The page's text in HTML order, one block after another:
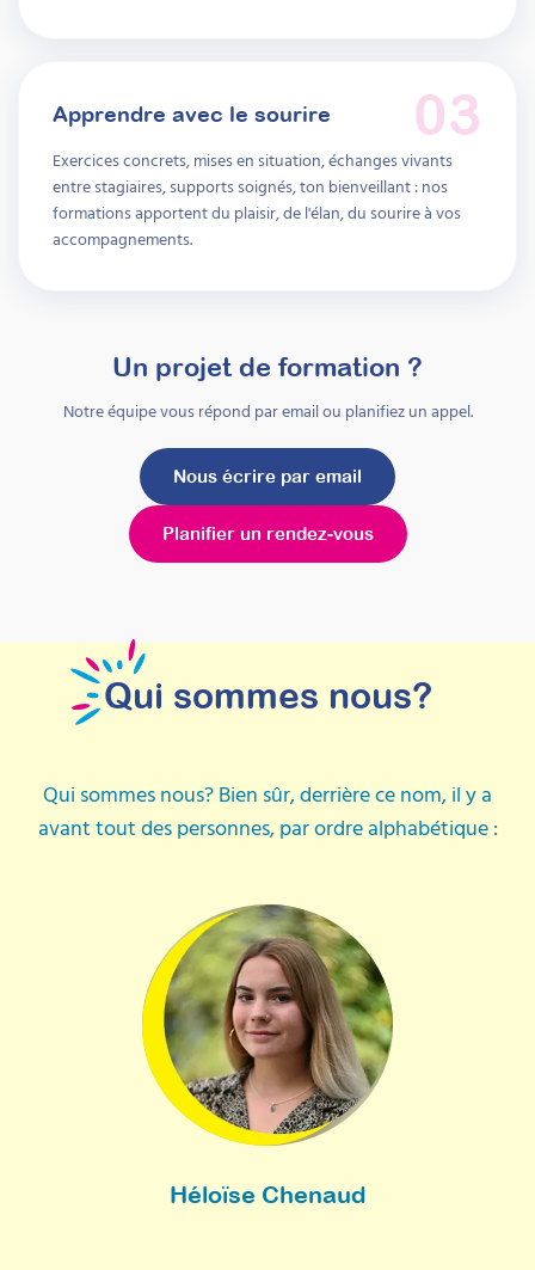
03
Apprendre avec le sourire
Exercices concrets, mises en situation, échanges vivants
entre stagiaires, supports soignés, ton bienveillant : nos
formations apportent du plaisir, de l'élan, du sourire à vos
accompagnements.
Un projet de formation ?
Notre équipe vous répond par email ou planifiez un appel.
Nous écrire par email
Planifier un rendez-vous
Qui sommes nous?
Qui sommes nous? Bien sûr, derrière ce nom, il y a
avant tout des personnes, par ordre alphabétique :
Héloïse Chenaud